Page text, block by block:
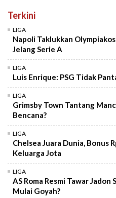
Terkini
LIGA
Napoli Taklukkan
Jelang Serie A
LIGA
Luis Enrique: PSG Tidak
LIGA
Grimsby Town Tantang
Bencana?
LIGA
Chelsea Juara Dunia, Bonus
Keluarga Jota
LIGA
AS Roma Resmi Tawar
Mulai Goyah?